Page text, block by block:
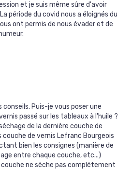
et je suis même sûre d'avoir
période du covid nous a éloignés du
ont permis de nous évader et de
Puis-je vous poser une
passé sur les tableaux à l'huile ?
de la dernière couche de
de vernis Lefranc Bourgeois
bien les consignes (manière de
entre chaque couche, etc...)
couche ne sèche pas complétement